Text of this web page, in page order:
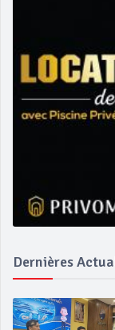
Dernières